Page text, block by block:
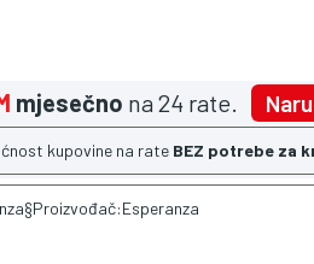
mjesečno na 24 rate.
kupovine na rate BEZ potrebe za